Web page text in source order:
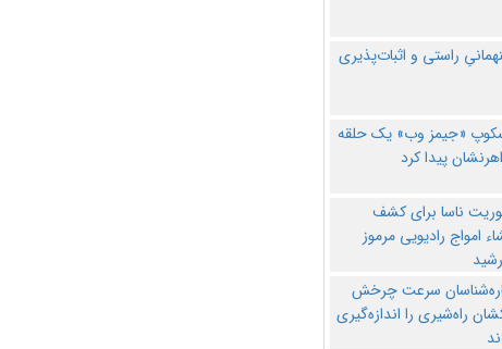
راستی و اثبات‌پذیری
«جیمز وب» یک حلقه
پیدا کرد
ناسا برای کشف
امواج رادیویی مرموز
سرعت چرخش
راه‌شیری را اندازه‌گیری